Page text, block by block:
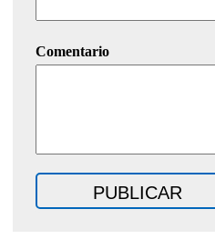
Comentario